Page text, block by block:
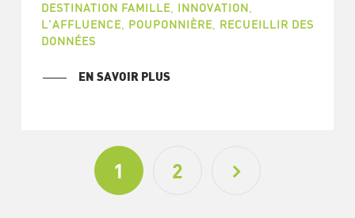
DESTINATION FAMILLE, INNOVATION
L'AFFLUENCE, POUPONNIÈRE, RECUEILLIR DES
DONNÉES
EN SAVOIR PLUS
1 2